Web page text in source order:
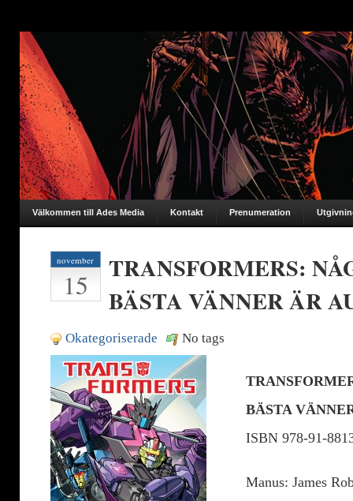
Välkommen till Ades Media Kontakt Prenumeration
november
15
TRANSFORMERS:
BÄSTA VÄNNER ÄR
Okategoriserade No tags
BÄSTA
ISBN 978-91-
Manus: James